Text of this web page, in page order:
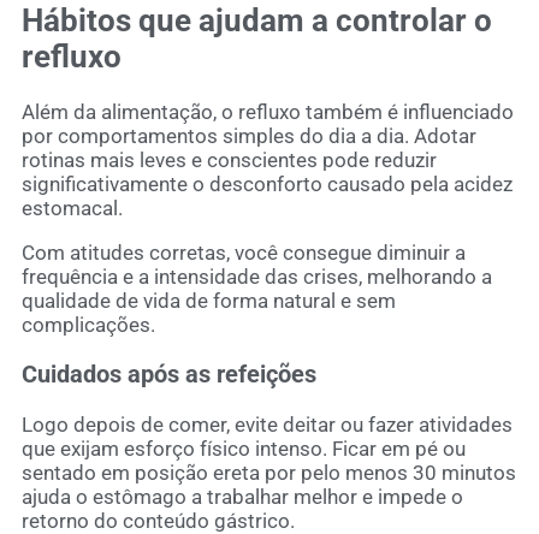
Hábitos que ajudam a controlar o
refluxo
Além da alimentação, o refluxo também é influenciado
por comportamentos simples do dia a dia. Adotar
rotinas mais leves e conscientes pode reduzir
significativamente o desconforto causado pela acidez
estomacal.
Com atitudes corretas, você consegue diminuir a
frequência e a intensidade das crises, melhorando a
qualidade de vida de forma natural e sem
complicações.
Cuidados após as refeições
Logo depois de comer, evite deitar ou fazer atividades
que exijam esforço físico intenso. Ficar em pé ou
sentado em posição ereta por pelo menos 30 minutos
ajuda o estômago a trabalhar melhor e impede o
retorno do conteúdo gástrico.